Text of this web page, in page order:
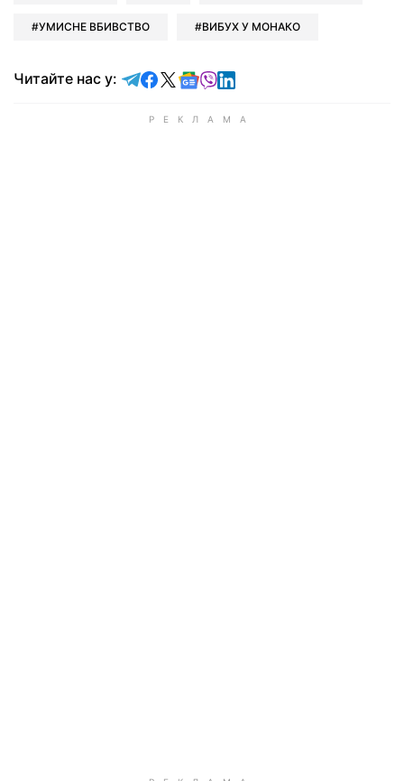
УМИСНЕ ВБИВСТВО ВИБУХ У МОНАКО
Читайте нас у: Читайте у Telegram
Читайте у Facebook
Читайте у X
Читайте у Google news
Читайте у Viber
Читайте у LinkedIn